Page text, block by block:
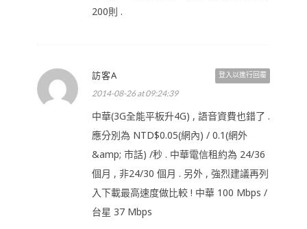
200則 .
登入以進行回覆
訪客A
2014-08-26 at 09:24:39
中華(3G全能平板升4G) , 語音資費也錯了 .
應分別為 NTD$0.05(網內) / 0.1(網外
&amp; 市話) /秒 . 中華電信租約為 24/36
個月 , 非24/30 個月 . 另外 , 強烈建議再列
入下載最高速度做比較 ! 中華 100 Mbps /
台星 37 Mbps